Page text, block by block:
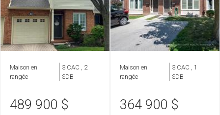
Maison en
rangée
3 CAC , 2
SDB
489 900 $
Maison en
rangée
3 CAC , 1
SDB
364 900 $